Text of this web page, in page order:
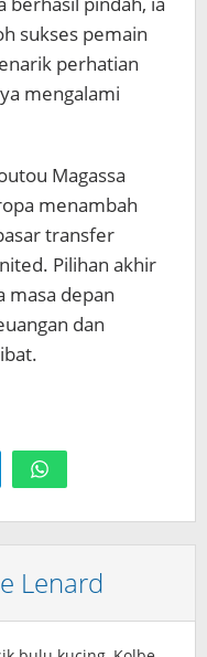
sukses pemain
perhatian
mengalami
Magassa
menambah
transfer
Pilihan akhir
masa depan
dan
Lenard